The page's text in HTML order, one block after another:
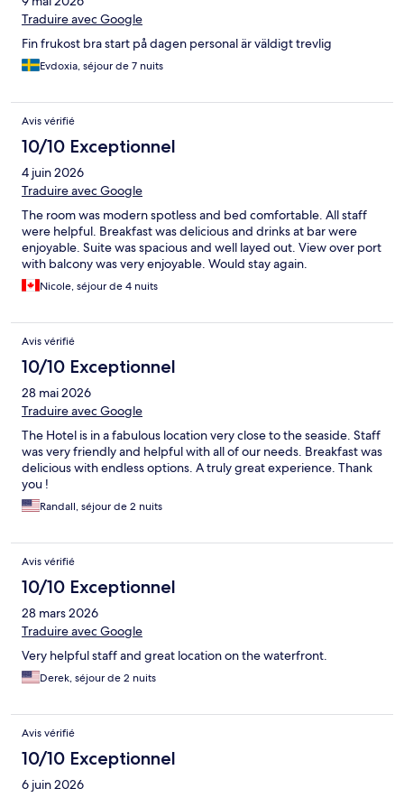
Traduire avec Google
Fin frukost bra start på dagen personal är väldigt trevlig
Evdoxia, séjour de 7 nuits
Avis vérifié
10/10 Exceptionnel
4 juin 2026
Traduire avec Google
The room was modern spotless and bed comfortable. All staff
were helpful. Breakfast was delicious and drinks at bar were
enjoyable. Suite was spacious and well layed out. View over port
with balcony was very enjoyable. Would stay again.
Nicole, séjour de 4 nuits
Avis vérifié
10/10 Exceptionnel
28 mai 2026
Traduire avec Google
The Hotel is in a fabulous location very close to the seaside. Staff
was very friendly and helpful with all of our needs. Breakfast was
delicious with endless options. A truly great experience. Thank
you !
Randall, séjour de 2 nuits
Avis vérifié
10/10 Exceptionnel
28 mars 2026
Traduire avec Google
Very helpful staff and great location on the waterfront.
Derek, séjour de 2 nuits
Avis vérifié
10/10 Exceptionnel
6 juin 2026